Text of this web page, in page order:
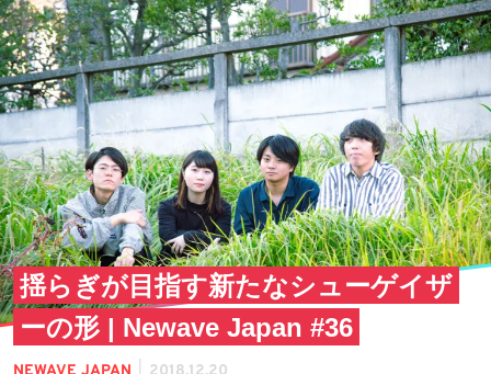
揺らぎが目指す新たなシューゲイザ
ーの形 | Newave Japan #36